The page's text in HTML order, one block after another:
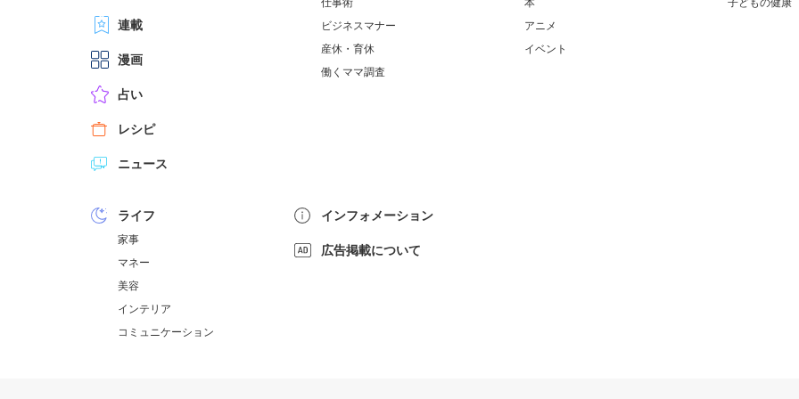
連載
漫画
占い
レシピ
ニュース
仕事術
ビジネスマナー
産休・育休
働くママ調査
本
アニメ
イベント
子どもの健康
ライフ
家事
マネー
美容
インテリア
コミュニケーション
インフォメーション
広告掲載について